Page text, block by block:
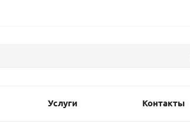
Услуги Контакты